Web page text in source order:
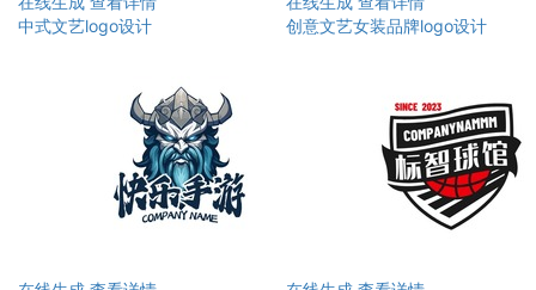
中式文艺logo设计
创意文艺女装品牌logo设计